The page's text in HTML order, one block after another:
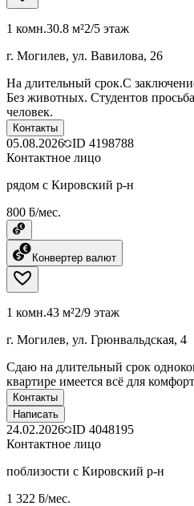
1 комн.30.8 м²2/5 этаж
г. Могилев, ул. Вавилова, 26
На длительный срок.С
Без животных. Студентов
человек.
Контакты
05.08.2026 ID 4198788
Контактное лицо
рядом с Кировский р-н
800 ƃ/мес.
Конвертер валют
1 комн.43 м²2/9 этаж
г. Могилев, ул. Грюнвальдская, 4
Сдаю на длительный срок
квартире имеется всё для
Контакты
Написать
24.02.2026 ID 4048195
Контактное лицо
поблизости с Кировский р-н
1 322 ƃ/мес.